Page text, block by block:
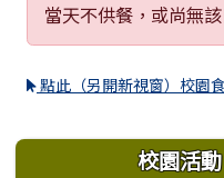
當天不供餐，或尚無該
點此（另開新視窗）校園
校園活動